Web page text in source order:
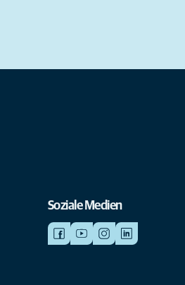
Soziale Medien